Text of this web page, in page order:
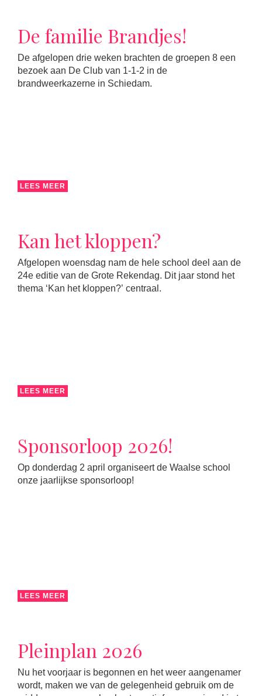
De familie Brandjes!
De afgelopen drie weken brachten de groepen 8 een
bezoek aan De Club van 1-1-2 in de
brandweerkazerne in Schiedam.
LEES MEER
Kan het kloppen?
Afgelopen woensdag nam de hele school deel aan de
24e editie van de Grote Rekendag. Dit jaar stond het
thema ‘Kan het kloppen?’ centraal.
LEES MEER
Sponsorloop 2026!
Op donderdag 2 april organiseert de Waalse school
onze jaarlijkse sponsorloop!
LEES MEER
Pleinplan 2026
Nu het voorjaar is begonnen en het weer aangenamer
wordt, maken we van de gelegenheid gebruik om de